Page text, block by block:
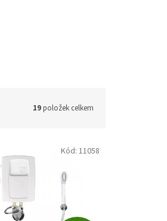
19položek celkem
Kód: 11058